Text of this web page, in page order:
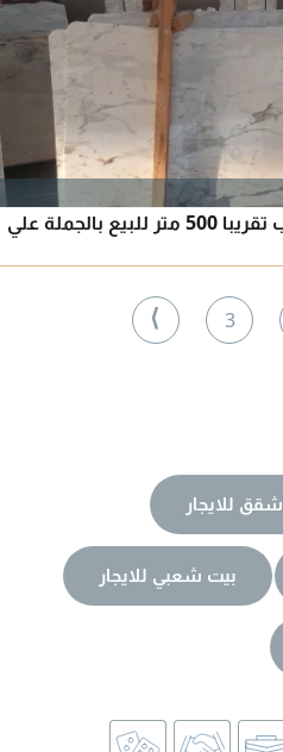
رخام موغلا تركي متاح 120 سلاب تقريبا 500 متر للبيع بالجملة علي
3
⟩
شقق للايجار
بيت شعبي للايجار